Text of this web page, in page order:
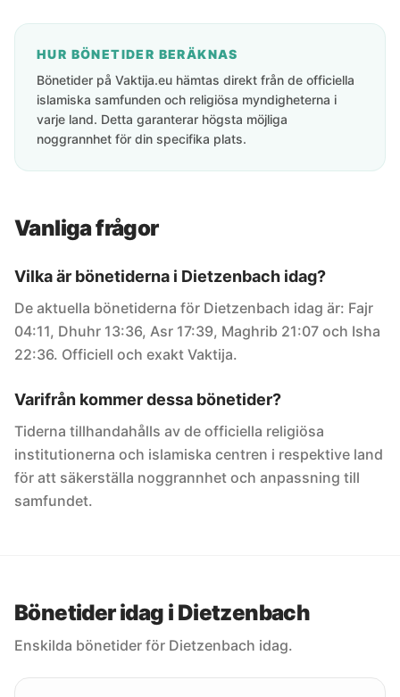
HUR BÖNETIDER BERÄKNAS
Bönetider på Vaktija.eu hämtas direkt från de officiella
islamiska samfunden och religiösa myndigheterna i
varje land. Detta garanterar högsta möjliga
noggrannhet för din specifika plats.
Vanliga frågor
Vilka är bönetiderna i Dietzenbach idag?
De aktuella bönetiderna för Dietzenbach idag är: Fajr
04:11, Dhuhr 13:36, Asr 17:39, Maghrib 21:07 och Isha
22:36. Officiell och exakt Vaktija.
Varifrån kommer dessa bönetider?
Tiderna tillhandahålls av de officiella religiösa
institutionerna och islamiska centren i respektive land
för att säkerställa noggrannhet och anpassning till
samfundet.
Bönetider idag i Dietzenbach
Enskilda bönetider för Dietzenbach idag.